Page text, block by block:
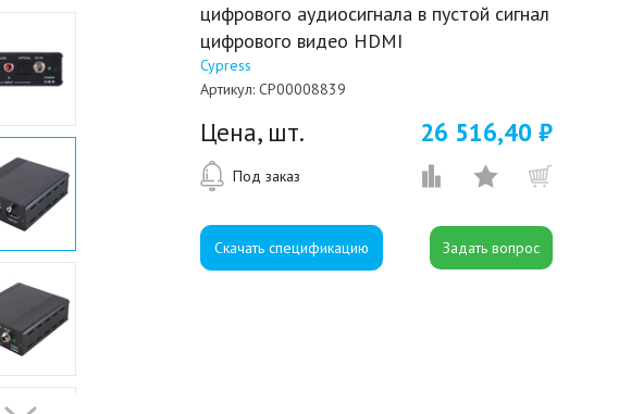
цифрового аудиосигнала в пустой сигнал
цифрового видео HDMI
Cypress
Артикул: CP00008839
Цена, шт. 26 516,40 ₽
Под заказ
Скачать спецификацию